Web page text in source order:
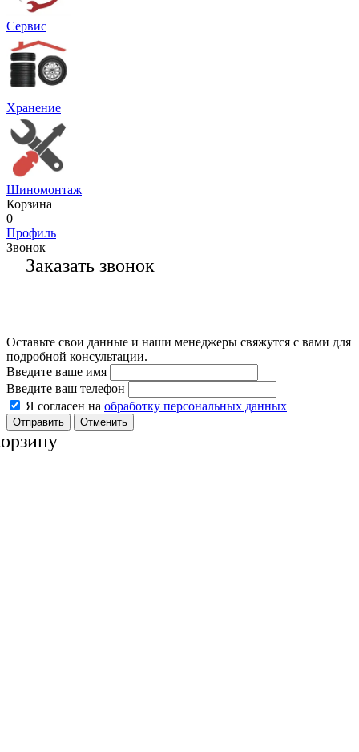
Сервис
Хранение
Шиномонтаж
Корзина
0
Профиль
Звонок
Заказать звонок
Оставьте свои данные и наши менеджеры свяжутся с вами для
подробной консультации.
Введите ваше имя
Введите ваш телефон
Я согласен на обработку персональных данных
Отменить